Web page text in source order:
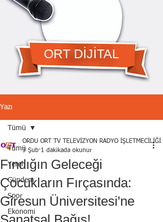
ORT DİJİTAL
Yazı
Tümü
Yerel
Gündem
Spor
Ekonomi
Tümü
Fındığın Geleceği
Çocukların Fırçasında:
Giresun Üniversitesi'ne
ORDU ORT TV TELEVİZYON RADYO İŞLETMECİLİĞİ
3 Şub 1 dakikada okunur